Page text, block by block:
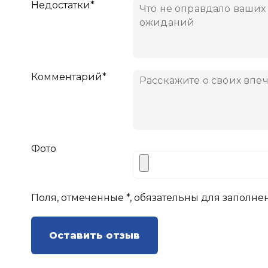
Недостатки*
Комментарий*
Фото
Поля, отмеченные *, обязательны для
Оставить отзыв